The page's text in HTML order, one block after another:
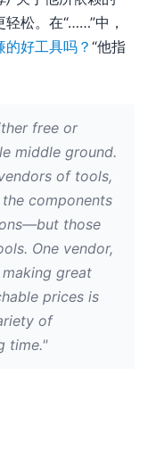
PDC）上展出其产品
工具吗？
松。在“……”中，
好工具吗？ “他指
free or
middle ground.
of tools,
components
those
One vendor,
great
prices is
of
time."